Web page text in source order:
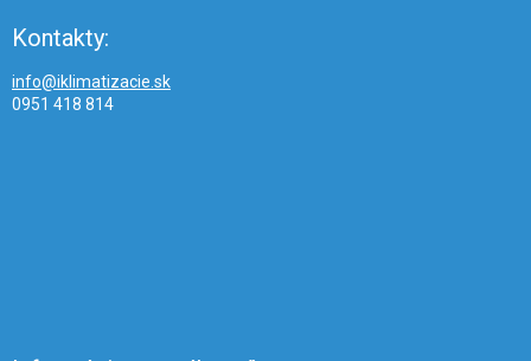
Kontakty:
info@iklimatizacie.sk
0951 418 814